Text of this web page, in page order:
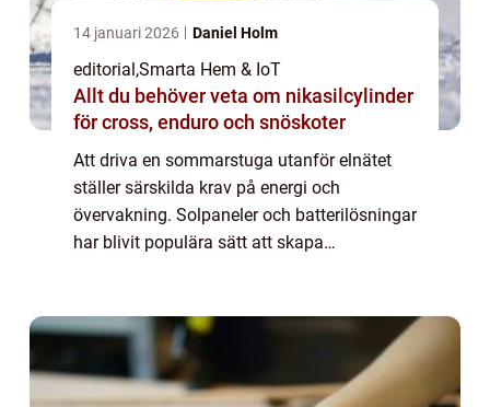
14 januari 2026 Daniel Holm
editorial ,Smarta Hem & IoT
Allt du behöver veta om nikasilcylinder
för cross, enduro och snöskoter
Att driva en sommarstuga utanför elnätet
ställer särskilda krav på energi och
övervakning. Solpaneler och batterilösningar
har blivit populära sätt att skapa